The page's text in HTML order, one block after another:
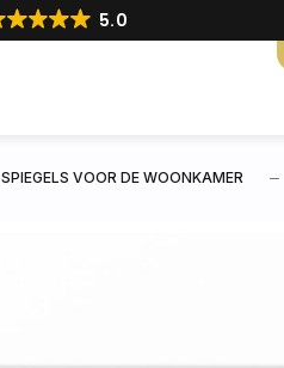
5.0
SPIEGELS VOOR DE WOONKAMER